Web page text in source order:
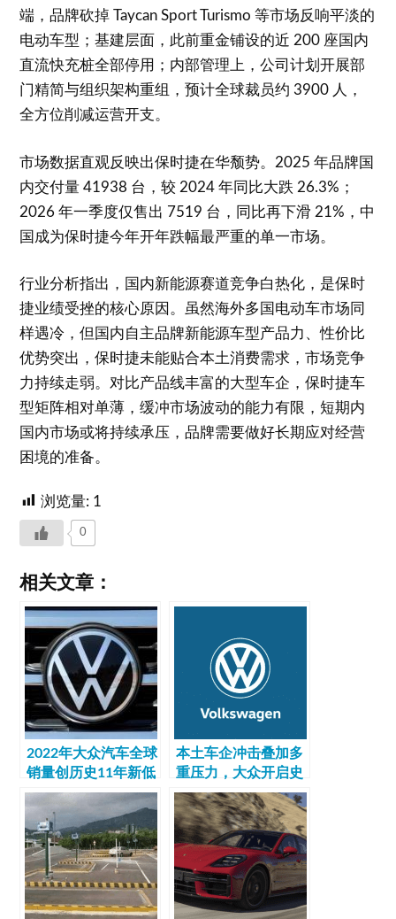
端，品牌砍掉 Taycan Sport Turismo 等市场反响平淡的
电动车型；基建层面，此前重金铺设的近 200 座国内
直流快充桩全部停用；内部管理上，公司计划开展部
门精简与组织架构重组，预计全球裁员约 3900 人，
全方位削减运营开支。
市场数据直观反映出保时捷在华颓势。2025 年品牌国
内交付量 41938 台，较 2024 年同比大跌 26.3%；
2026 年一季度仅售出 7519 台，同比再下滑 21%，中
国成为保时捷今年开年跌幅最严重的单一市场。
行业分析指出，国内新能源赛道竞争白热化，是保时
捷业绩受挫的核心原因。虽然海外多国电动车市场同
样遇冷，但国内自主品牌新能源车型产品力、性价比
优势突出，保时捷未能贴合本土消费需求，市场竞争
力持续走弱。对比产品线丰富的大型车企，保时捷车
型矩阵相对单薄，缓冲市场波动的能力有限，短期内
国内市场或将持续承压，品牌需要做好长期应对经营
困境的准备。
浏览量: 1
0
相关文章：
2022年大众汽车全球
销量创历史11年新低
本土车企冲击叠加多
重压力，大众开启史
上最大规模裁员